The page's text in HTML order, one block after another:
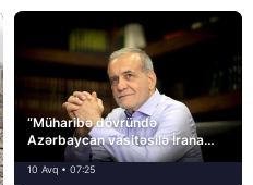
“Müharibə dövründə
Azərbaycan vasitəsilə İrana
yardım və dəstək göstərilib”
10 Avq • 07:25